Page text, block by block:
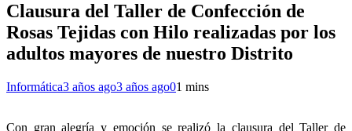
Clausura del Taller de Confección de
Rosas Tejidas con Hilo realizadas por los
adultos mayores de nuestro Distrito
Informática3 años ago3 años ago01 mins
Con gran alegría y emoción se realizó la clausura del Taller de